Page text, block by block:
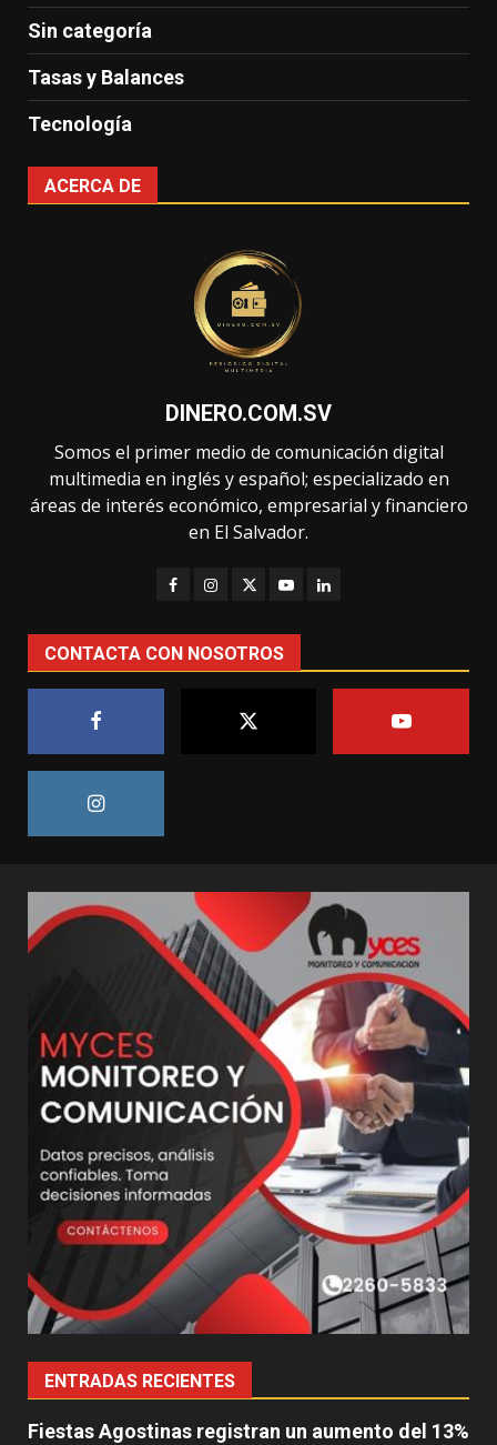
Sin categoría
Tasas y Balances
Tecnología
ACERCA DE
DINERO.COM.SV
Somos el primer medio de comunicación digital
multimedia en inglés y español; especializado en
áreas de interés económico, empresarial y financiero
en El Salvador.
CONTACTA CON NOSOTROS
ENTRADAS RECIENTES
Fiestas Agostinas registran un aumento del 13%